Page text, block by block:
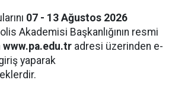
07 - 13 Ağustos 2026
Akademisi Başkanlığının resmi
www.pa.edu.tr adresi üzerinden e-
yaparak